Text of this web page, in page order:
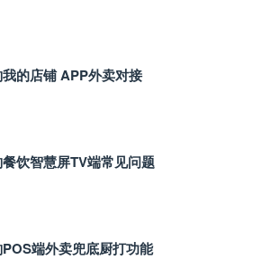
的店铺 APP外卖对接
饮智慧屏TV端常见问题
端外卖兜底厨打功能